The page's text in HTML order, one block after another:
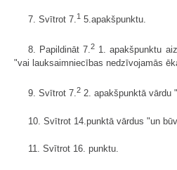
7. Svītrot 7. 1 5.apakšpunktu.
8. Papildināt 7.2 1. apakšpunktu
"vai lauksaimniecības nedzīvojamās
9. Svītrot 7.2 2. apakšpunktā vārdu
10. Svītrot 14.punktā vārdus "un
11. Svītrot 16. punktu.